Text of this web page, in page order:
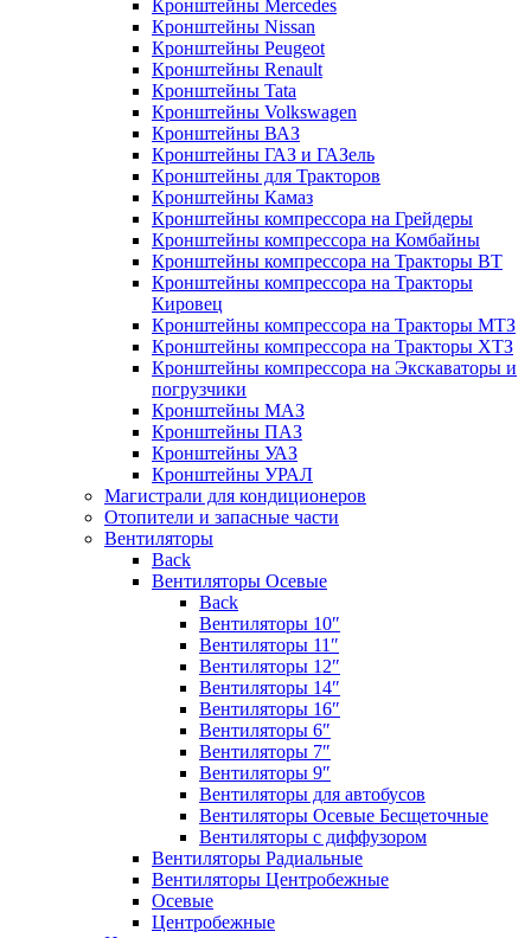
Кронштейны Mеrcedes
Кронштейны Nissan
Кронштейны Peugeot
Кронштейны Renault
Кронштейны Tata
Кронштейны Volkswagen
Кронштейны ВАЗ
Кронштейны ГАЗ и ГАЗель
Кронштейны для Тракторов
Кронштейны Камаз
Кронштейны компрессора на Грейдеры
Кронштейны компрессора на Комбайны
Кронштейны компрессора на Тракторы ВТ
Кронштейны компрессора на Тракторы
Кировец
Кронштейны компрессора на Тракторы МТЗ
Кронштейны компрессора на Тракторы ХТЗ
Кронштейны компрессора на Экскаваторы и
погрузчики
Кронштейны МАЗ
Кронштейны ПАЗ
Кронштейны УАЗ
Кронштейны УРАЛ
Магистрали для кондиционеров
Отопители и запасные части
Вентиляторы
Back
Вентиляторы Осевые
Back
Вентиляторы 10″
Вентиляторы 11″
Вентиляторы 12″
Вентиляторы 14″
Вентиляторы 16″
Вентиляторы 6″
Вентиляторы 7″
Вентиляторы 9″
Вентиляторы для автобусов
Вентиляторы Осевые Бесщеточные
Вентиляторы с диффузором
Вентиляторы Радиальные
Вентиляторы Центробежные
Осевые
Центробежные